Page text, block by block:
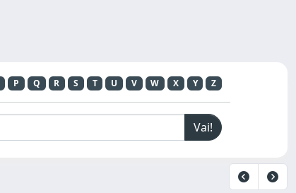
P Q R S T U V W X Y Z